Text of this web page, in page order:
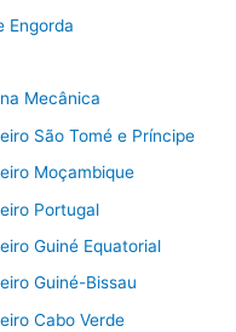
Engorda
Mecânica
São Tomé e Príncipe
Moçambique
Portugal
Guiné Equatorial
Guiné-Bissau
Cabo Verde